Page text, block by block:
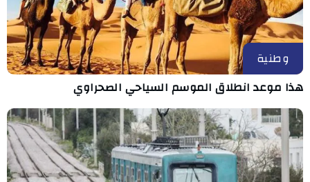
وطنية
هذا موعد انطلاق الموسم السياحي الصحراوي